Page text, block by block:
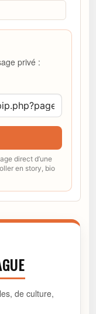
privé :
direct d’une
en story, bio
de culture,